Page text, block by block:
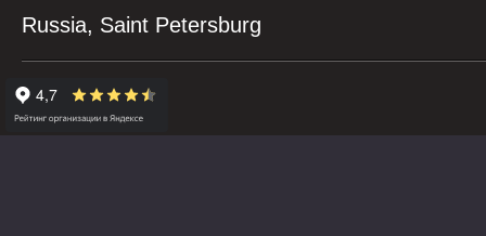
Russia, Saint Petersburg